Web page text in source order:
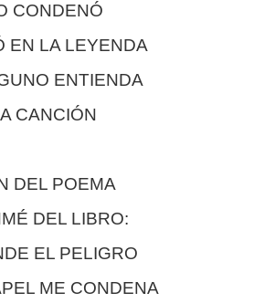
CONDENÓ
EN LA LEYENDA
ENTIENDA
CANCIÓN
DEL POEMA
DEL LIBRO:
EL PELIGRO
ME CONDENA